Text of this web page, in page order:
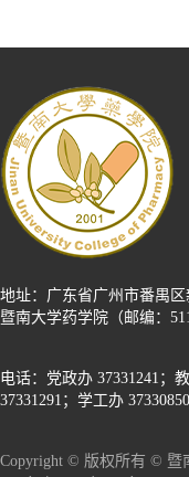
地址：广东省广州市番禺
暨南大学药学院（邮编：
电话：党政办 37331241；
37331291；学工办 37330850
Copyright © 版权所有 © 暨